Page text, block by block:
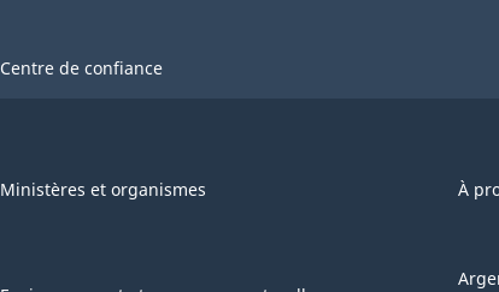
Centre de confiance
Ministères et organismes À